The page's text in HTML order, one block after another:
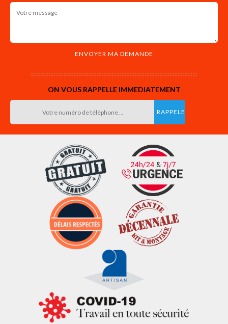
ON VOUS RAPPELLE IMMEDIATEMENT